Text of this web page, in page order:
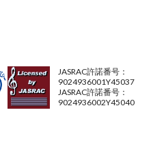
JASRAC許諾番号：
9024936001Y45037
JASRAC許諾番号：
9024936002Y45040